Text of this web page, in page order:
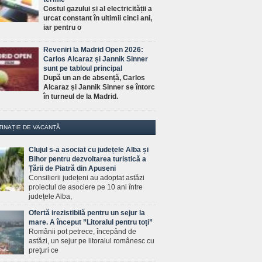
Costul gazului și al electricității a
urcat constant în ultimii cinci ani,
iar pentru o
Reveniri la Madrid Open 2026:
Carlos Alcaraz și Jannik Sinner
sunt pe tabloul principal
După un an de absență, Carlos
Alcaraz și Jannik Sinner se întorc
în turneul de la Madrid.
DE VACANȚĂ
Clujul s-a asociat cu județele Alba și
Bihor pentru dezvoltarea turistică a
Țării de Piatră din Apuseni
Consilierii județeni au adoptat astăzi
proiectul de asociere pe 10 ani între
județele Alba,
Ofertă irezistibilă pentru un sejur la
mare. A început ”Litoralul pentru toți”
Românii pot petrece, începând de
astăzi, un sejur pe litoralul românesc cu
preţuri ce